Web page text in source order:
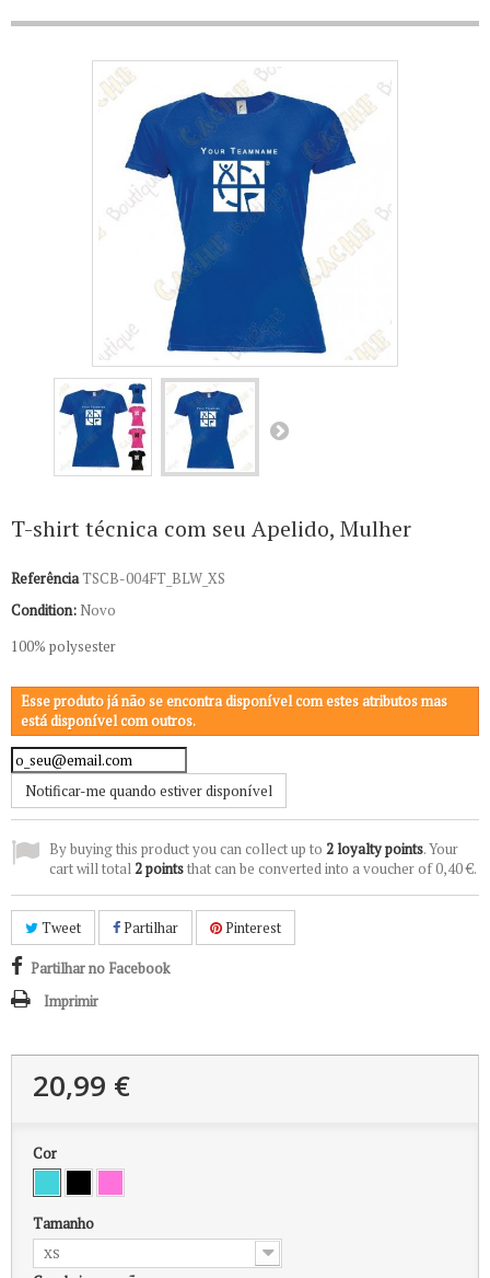
T-shirt técnica com seu Apelido, Mulher
ReferênciaTSCB-004FT_BLW_XS
Condition: Novo
100% polysester
Esse produto já não se encontra disponível com estes atributos mas
está disponível com outros.
Notificar-me quando estiver disponível
By buying this product you can collect up to 2loyalty points. Your
cart will total2pointsthat can be converted into a voucher of0,40 €.
Tweet Partilhar Pinterest
Partilhar no Facebook
Imprimir
20,99 €
Cor
Tamanho
XS